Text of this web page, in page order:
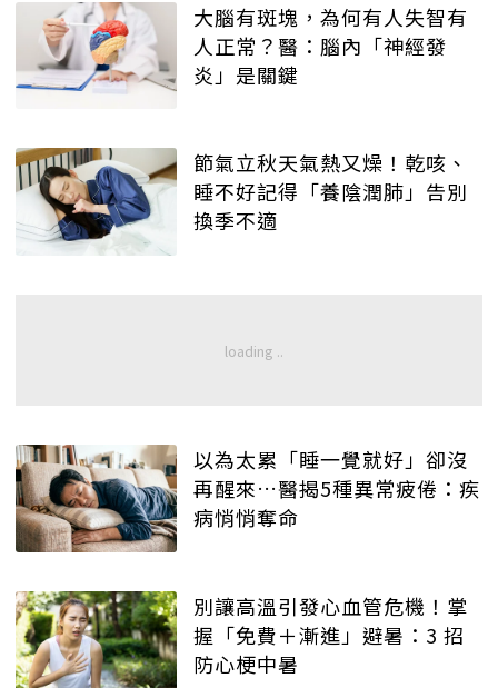
大腦有斑塊，為何有人失智有
人正常？醫：腦內「神經發
炎」是關鍵
節氣立秋天氣熱又燥！乾咳、
睡不好記得「養陰潤肺」告別
換季不適
以為太累「睡一覺就好」卻沒
再醒來…醫揭5種異常疲倦：疾
病悄悄奪命
別讓高溫引發心血管危機！掌
握「免費＋漸進」避暑：3 招
防心梗中暑